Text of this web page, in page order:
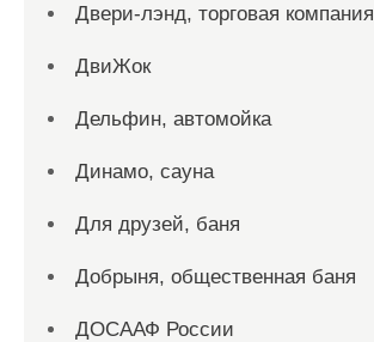
Двери-лэнд, торговая компания
ДвиЖок
Дельфин, автомойка
Динамо, сауна
Для друзей, баня
Добрыня, общественная баня
ДОСААФ России